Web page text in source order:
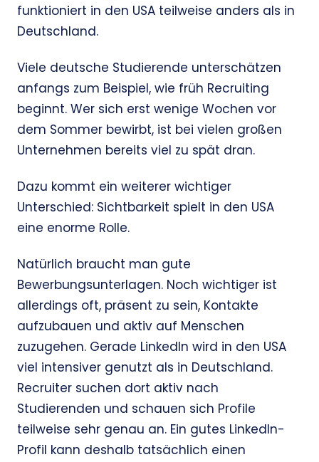
funktioniert in den USA teilweise anders als in
Deutschland.
Viele deutsche Studierende unterschätzen
anfangs zum Beispiel, wie früh Recruiting
beginnt. Wer sich erst wenige Wochen vor
dem Sommer bewirbt, ist bei vielen großen
Unternehmen bereits viel zu spät dran.
Dazu kommt ein weiterer wichtiger
Unterschied: Sichtbarkeit spielt in den USA
eine enorme Rolle.
Natürlich braucht man gute
Bewerbungsunterlagen. Noch wichtiger ist
allerdings oft, präsent zu sein, Kontakte
aufzubauen und aktiv auf Menschen
zuzugehen. Gerade LinkedIn wird in den USA
viel intensiver genutzt als in Deutschland.
Recruiter suchen dort aktiv nach
Studierenden und schauen sich Profile
teilweise sehr genau an. Ein gutes LinkedIn-
Profil kann deshalb tatsächlich einen